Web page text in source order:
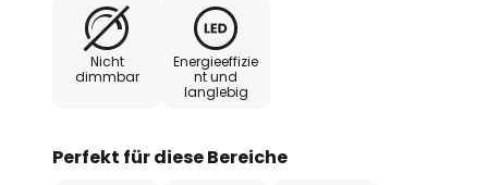
230 V. Werkzeuglose
und den elektrischen
per Silikonüberzug geschützt.
Nicht
dimmbar
Energieeffizie
nt und
langlebig
Perfekt für diese Bereiche